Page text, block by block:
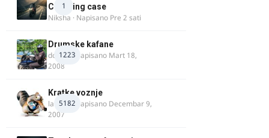
1
Charging case
Niksha · Napisano Pre 2 sati
1223
Drumske kafane
doktor· Napisano Mart 18,
2008
5182
Kratke voznje
lalajko· Napisano Decembar 9,
2007